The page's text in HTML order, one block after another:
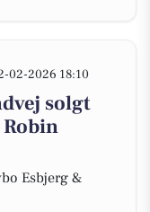
02-2026 18:10
solgt
Esbjerg &